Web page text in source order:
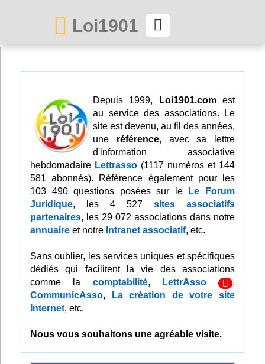
Loi1901
Abonnez-vous à LettrAsso
Menu général
ServiceAsso
Partager
Infos
Divers
Abo Lettrasso
Depuis 1999, Loi1901.comest
au service des associations. Le
site est devenu, au fil des années,
une référence, avec sa lettre
d'information associative
hebdomadaire Lettrasso (1117 numéros et 144
581 abonnés). Référence également pour les
103 490 questions posées sur le
Le Forum
Juridique, les 4 527 sites associatifs
partenaires, les 29 072 associations dans notre
annuaire et notre Intranet associatif, etc.
Sans oublier, les services uniques et spécifiques
dédiés qui facilitent la vie des associations
comme la comptabilité, LettrAsso
,
CommunicAsso,
La création de votre site
Internet, etc.
Nous vous souhaitons une agréable visite.